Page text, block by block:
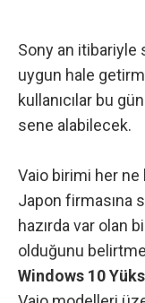
Sony an
uygun hale
kullanıcılar bu
sene alabilecek.
Vaio birimi her
Japon firmasına
hazırda var olan
olduğunu
Windows 10